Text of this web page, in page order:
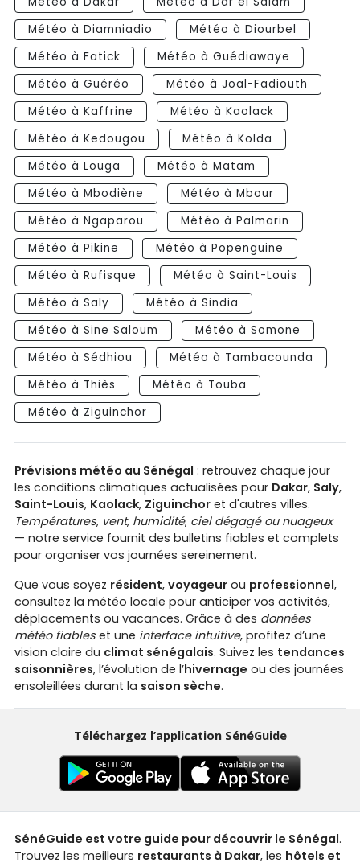
Météo à Diamniadio
Météo à Diourbel
Météo à Fatick
Météo à Guédiawaye
Météo à Guéréo
Météo à Joal-Fadiouth
Météo à Kaffrine
Météo à Kaolack
Météo à Kedougou
Météo à Kolda
Météo à Louga
Météo à Matam
Météo à Mbodiène
Météo à Mbour
Météo à Ngaparou
Météo à Palmarin
Météo à Pikine
Météo à Popenguine
Météo à Rufisque
Météo à Saint-Louis
Météo à Saly
Météo à Sindia
Météo à Sine Saloum
Météo à Somone
Météo à Sédhiou
Météo à Tambacounda
Météo à Thiès
Météo à Touba
Météo à Ziguinchor
Prévisions météo au Sénégal : retrouvez chaque jour
les conditions climatiques actualisées pour Dakar, Saly,
Saint-Louis, Kaolack, Ziguinchor et d'autres villes.
Températures, vent, humidité, ciel dégagé ou nuageux
— notre service fournit des bulletins fiables et complets
pour organiser vos journées sereinement.
Que vous soyez résident,voyageur ou professionnel,
consultez la météo locale pour anticiper vos activités,
déplacements ou vacances. Grâce à des données
météo fiables et une interface intuitive, profitez d’une
vision claire du climat sénégalais. Suivez les tendances
saisonnières, l’évolution de l’hivernage ou des journées
ensoleillées durant la saison sèche.
Téléchargez l’application SénéGuide
SénéGuide est votre guide pour découvrir le Sénégal.
Trouvez les meilleurs restaurants à Dakar, les hôtels et